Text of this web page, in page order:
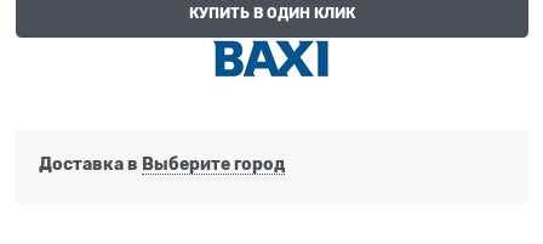
КУПИТЬ В ОДИН КЛИК
Доставка в Выберите город